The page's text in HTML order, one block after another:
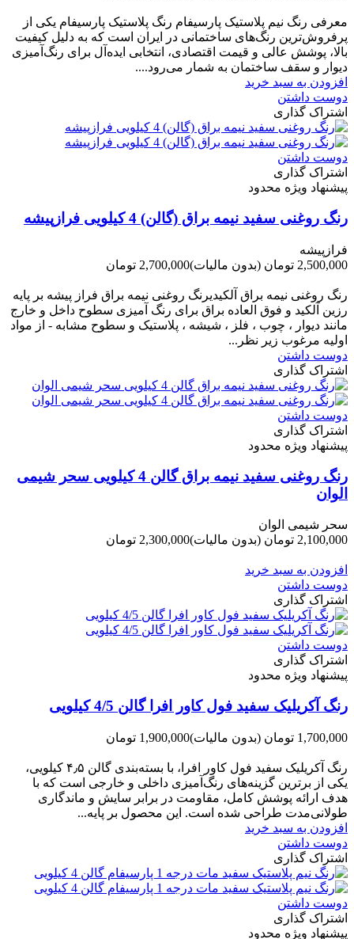
معرفی رنگ نیم پلاستیک پارسیفام رنگ پلاستیک پارسیفام یکی از
پرفروش‌ترین رنگ‌های ساختمانی در ایران است که به دلیل کیفیت
بالا، پوشش عالی و قیمت اقتصادی، انتخابی ایده‌آل برای رنگ‌آمیزی
دیوار و سقف ساختمان به شمار می‌رود....
افزودن به سبد خرید
دوست داشتن
اشتراک گذاری
دوست داشتن
اشتراک گذاری
پیشنهاد ویژه محدود
رنگ روغنی سفید نیمه براق (گالن) 4 کیلویی فرازپیشه
فرازپیشه
2,500,000 تومان
(بدون مالیات)2,700,000 تومان
رنگ روغنی نیمه براق آلکیدیرنگ روغنی نیمه براق فراز پیشه بر پایه
رزین آلکید و فوق العاده براق برای رنگ آمیزی سطوح داخل و خارج
مانند دیوار ، چوب ، فلز ، شیشه ، پلاستیک و سطوح مشابه - از مواد
اولیه مرغوب زیر نظر...
دوست داشتن
اشتراک گذاری
دوست داشتن
اشتراک گذاری
پیشنهاد ویژه محدود
رنگ روغنی سفید نیمه براق گالن 4 کیلویی سحر شیمی
الوان
سحر شیمی الوان
2,100,000 تومان
(بدون مالیات)2,300,000 تومان
افزودن به سبد خرید
دوست داشتن
اشتراک گذاری
دوست داشتن
اشتراک گذاری
پیشنهاد ویژه محدود
رنگ آکریلیک سفید فول کاور افرا گالن 4/5 کیلویی
1,700,000 تومان (بدون مالیات)1,900,000 تومان
رنگ آکریلیک سفید فول کاور افرا، با بسته‌بندی گالن ۴٫۵ کیلویی،
یکی از برترین گزینه‌های رنگ‌آمیزی داخلی و خارجی است که با
هدف ارائه پوشش کامل، مقاومت در برابر سایش و ماندگاری
طولانی‌مدت طراحی شده است. این محصول بر پایه...
افزودن به سبد خرید
دوست داشتن
اشتراک گذاری
دوست داشتن
اشتراک گذاری
پیشنهاد ویژه محدود